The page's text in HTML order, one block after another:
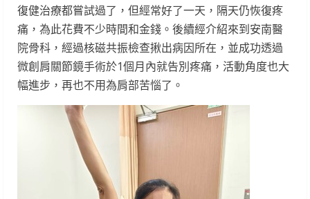
復健治療都嘗試過了，但經常好了一天，隔天仍恢復疼
痛，為此花費不少時間和金錢。後續經介紹來到安南醫
院骨科，經過核磁共振檢查揪出病因所在，並成功透過
微創肩關節鏡手術於1個月內就告別疼痛，活動角度也大
幅進步，再也不用為肩部苦惱了。